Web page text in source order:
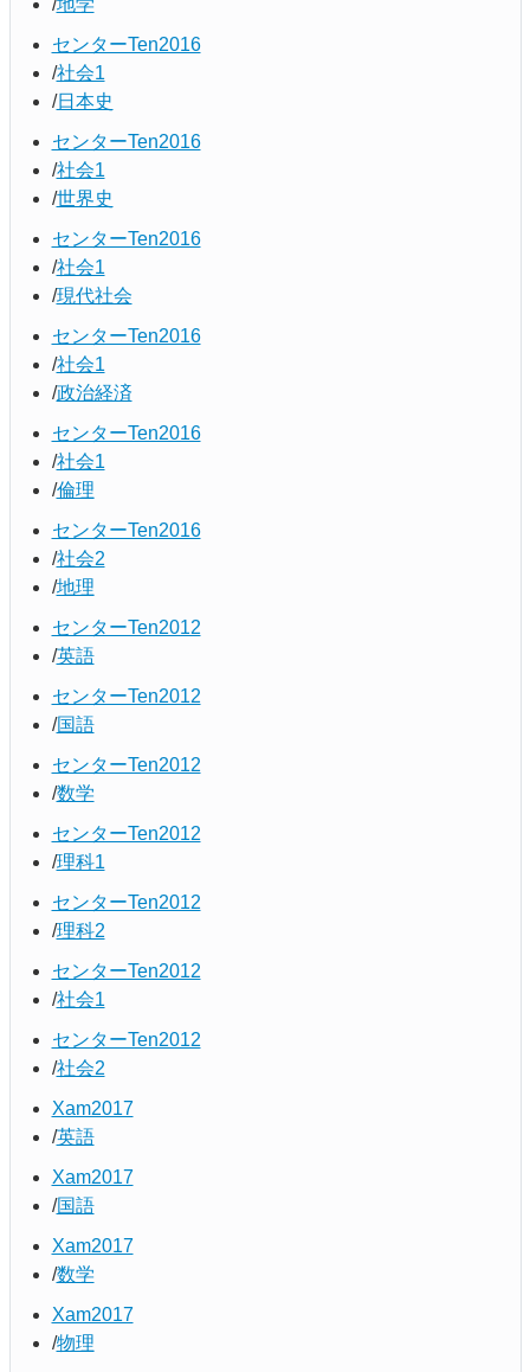
地学
センターTen2016
社会1
日本史
センターTen2016
社会1
世界史
センターTen2016
社会1
現代社会
センターTen2016
社会1
政治経済
センターTen2016
社会1
倫理
センターTen2016
社会2
地理
センターTen2012
英語
センターTen2012
国語
センターTen2012
数学
センターTen2012
理科1
センターTen2012
理科2
センターTen2012
社会1
センターTen2012
社会2
Xam2017
英語
Xam2017
国語
Xam2017
数学
Xam2017
物理